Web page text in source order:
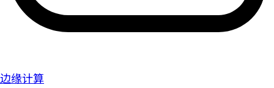
边缘计算